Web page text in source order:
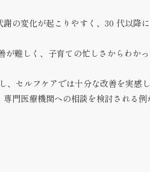
の変化が起こりやすく、30 代以降
が難しく 、子育ての忙しさからわか
セルフケアでは十分な改善を実感し
専門医療機関への相談を検討される例